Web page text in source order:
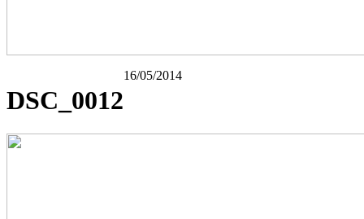
DSC_0012
16/05/2014